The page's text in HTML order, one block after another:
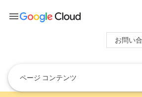
ページ コンテンツ
menu
お問い